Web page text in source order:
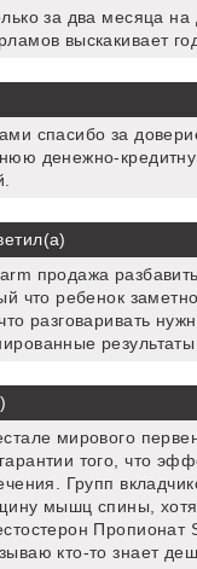
за два месяца на
выскакивает
спасибо за
денежно-
продажа разбавить
что ребенок
разговаривать
результаты
мирового
того, что
Групп
мышц спины,
Пропионат
кто-то знает